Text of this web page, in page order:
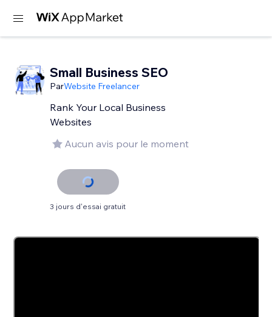
Small Business SEO
ParWebsite Freelancer
Rank Your Local Business
Websites
Aucun avis pour le moment
3 jours d'essai gratuit